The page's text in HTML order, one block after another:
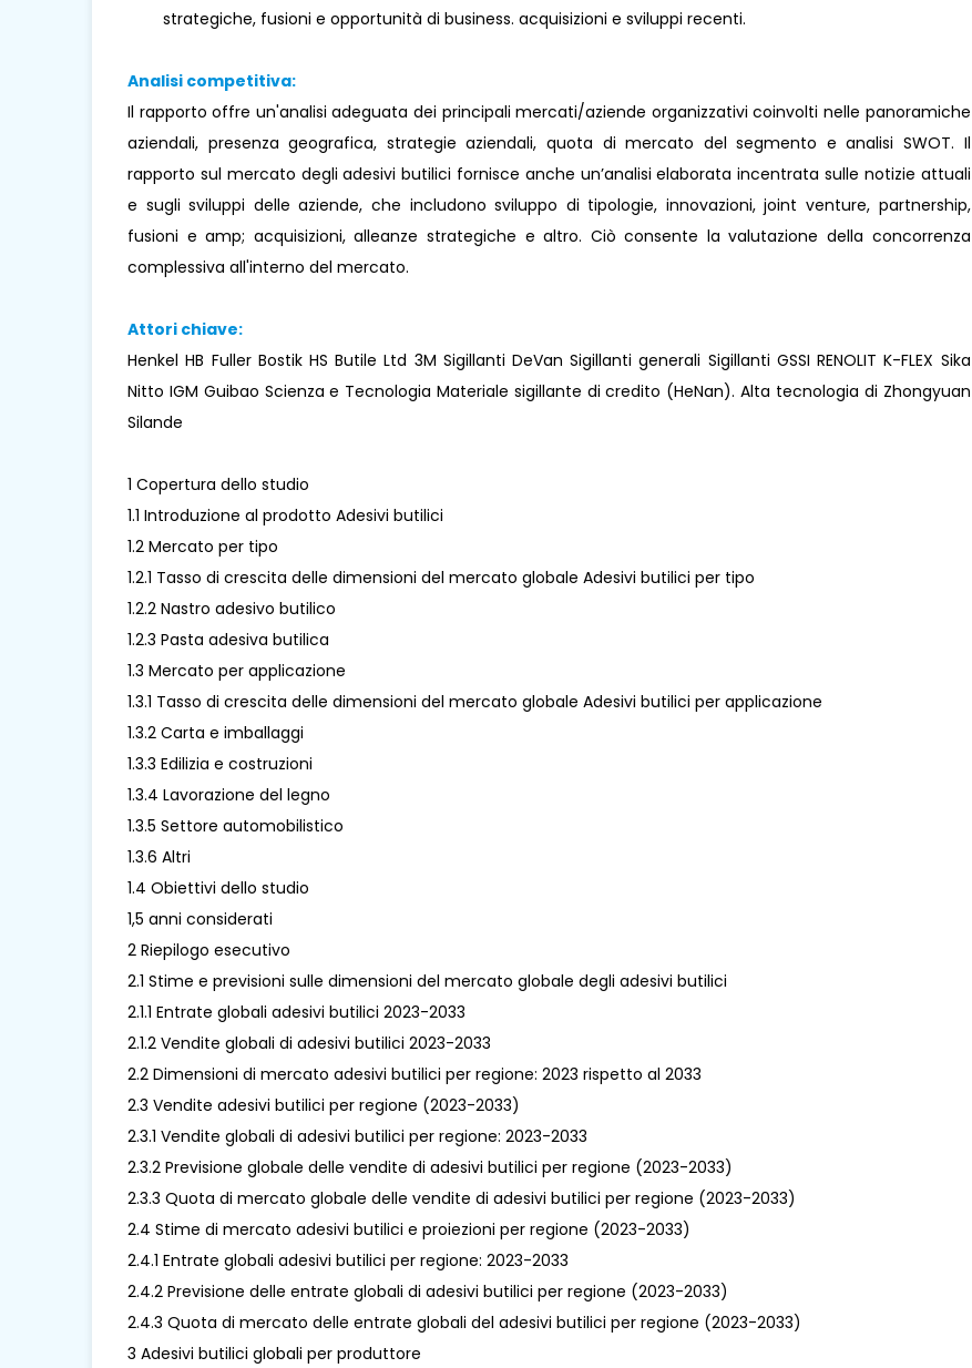
strategiche, fusioni e opportunità di business. acquisizioni e sviluppi recenti.
Analisi competitiva:
Il rapporto offre un'analisi adeguata dei principali mercati/aziende organizzativi coinvolti nelle panoramiche
aziendali, presenza geografica, strategie aziendali, quota di mercato del segmento e analisi SWOT. Il
rapporto sul mercato degli adesivi butilici fornisce anche un’analisi elaborata incentrata sulle notizie attuali
e sugli sviluppi delle aziende, che includono sviluppo di tipologie, innovazioni, joint venture, partnership,
fusioni e amp; acquisizioni, alleanze strategiche e altro. Ciò consente la valutazione della concorrenza
complessiva all'interno del mercato.
Attori chiave:
Henkel HB Fuller Bostik HS Butile Ltd 3M Sigillanti DeVan Sigillanti generali Sigillanti GSSI RENOLIT K-FLEX Sika
Nitto IGM Guibao Scienza e Tecnologia Materiale sigillante di credito (HeNan). Alta tecnologia di Zhongyuan
Silande
1 Copertura dello studio
1.1 Introduzione al prodotto Adesivi butilici
1.2 Mercato per tipo
1.2.1 Tasso di crescita delle dimensioni del mercato globale Adesivi butilici per tipo
1.2.2 Nastro adesivo butilico
1.2.3 Pasta adesiva butilica
1.3 Mercato per applicazione
1.3.1 Tasso di crescita delle dimensioni del mercato globale Adesivi butilici per applicazione
1.3.2 Carta e imballaggi
1.3.3 Edilizia e costruzioni
1.3.4 Lavorazione del legno
1.3.5 Settore automobilistico
1.3.6 Altri
1.4 Obiettivi dello studio
1,5 anni considerati
2 Riepilogo esecutivo
2.1 Stime e previsioni sulle dimensioni del mercato globale degli adesivi butilici
2.1.1 Entrate globali adesivi butilici 2023-2033
2.1.2 Vendite globali di adesivi butilici 2023-2033
2.2 Dimensioni di mercato adesivi butilici per regione: 2023 rispetto al 2033
2.3 Vendite adesivi butilici per regione (2023-2033)
2.3.1 Vendite globali di adesivi butilici per regione: 2023-2033
2.3.2 Previsione globale delle vendite di adesivi butilici per regione (2023-2033)
2.3.3 Quota di mercato globale delle vendite di adesivi butilici per regione (2023-2033)
2.4 Stime di mercato adesivi butilici e proiezioni per regione (2023-2033)
2.4.1 Entrate globali adesivi butilici per regione: 2023-2033
2.4.2 Previsione delle entrate globali di adesivi butilici per regione (2023-2033)
2.4.3 Quota di mercato delle entrate globali del adesivi butilici per regione (2023-2033)
3 Adesivi butilici globali per produttore